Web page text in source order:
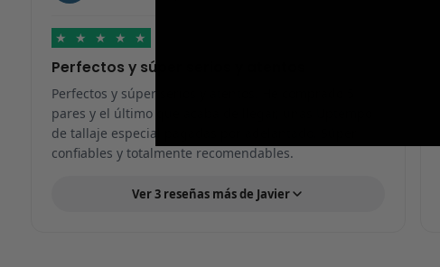
★ ★ ★ ★ ★
Perfectos y súper serios y atentos
Perfectos y súper serios y atentos. He comprado 5
pares y el último que acaba de llegar, unas Uptempo
de tallaje especial pagadas por adelantado. Súper
confiables y totalmente recomendables.
Ver 3 reseñas más de Javier